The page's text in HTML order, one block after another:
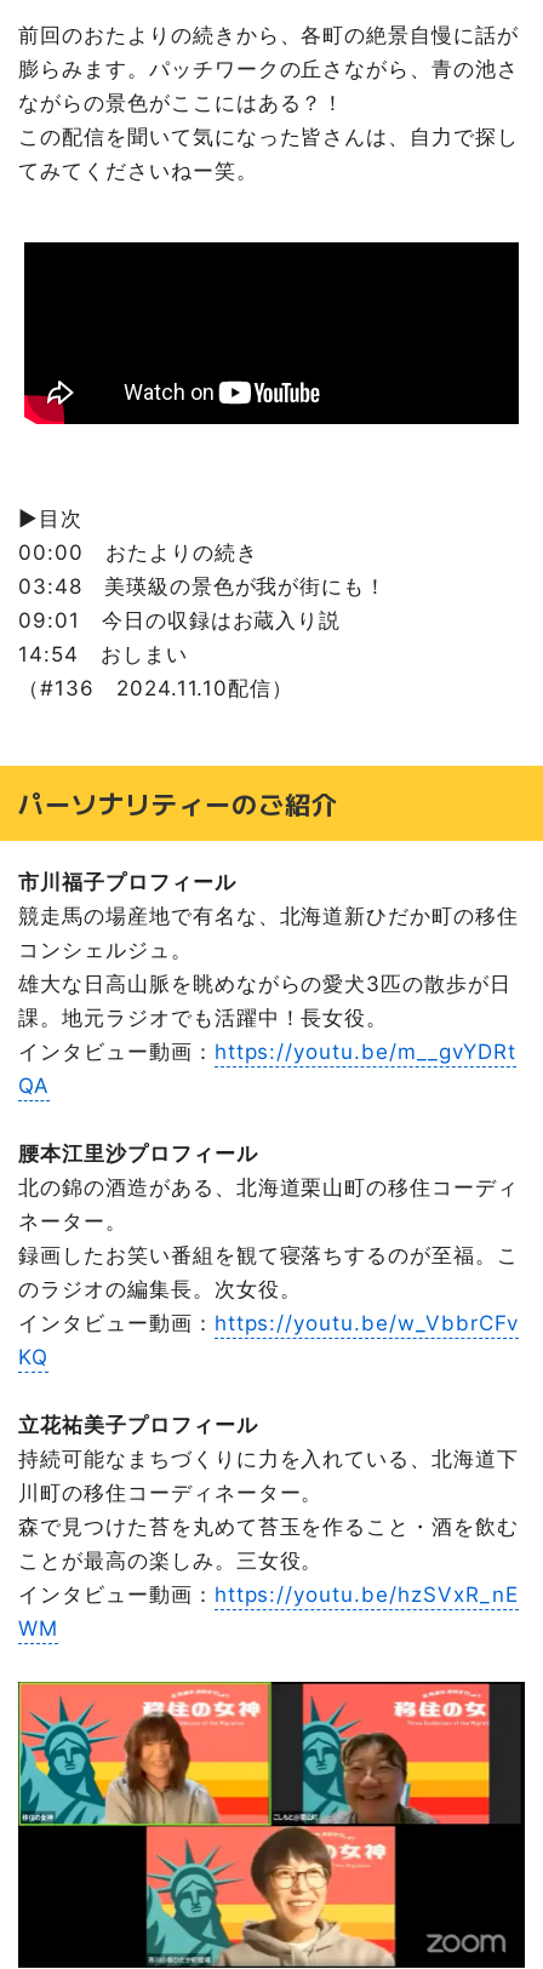
前回のおたよりの続きから、各町の絶景自慢に話が
膨らみます。パッチワークの丘さながら、青の池さ
ながらの景色がここにはある？！
この配信を聞いて気になった皆さんは、自力で探し
てみてくださいねー笑。
▶︎目次
00:00 おたよりの続き
03:48 美瑛級の景色が我が街にも！
09:01 今日の収録はお蔵入り説
14:54 おしまい
（#136 2024.11.10配信）
パーソナリティーのご紹介
市川福子プロフィール
競走馬の場産地で有名な、北海道新ひだか町の移住
コンシェルジュ。
雄大な日高山脈を眺めながらの愛犬3匹の散歩が日
課。地元ラジオでも活躍中！長女役。
インタビュー動画： https://youtu.be/m__gvYDRt
QA
腰本江里沙プロフィール
北の錦の酒造がある、北海道栗山町の移住コーディ
ネーター。
録画したお笑い番組を観て寝落ちするのが至福。こ
のラジオの編集長。次女役。
インタビュー動画： https://youtu.be/w_VbbrCFv
KQ
立花祐美子プロフィール
持続可能なまちづくりに力を入れている、北海道下
川町の移住コーディネーター。
森で見つけた苔を丸めて苔玉を作ること・酒を飲む
ことが最高の楽しみ。三女役。
インタビュー動画： https://youtu.be/hzSVxR_nE
WM